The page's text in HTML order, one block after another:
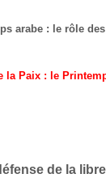
arabe : le rôle
la Paix : le
de la